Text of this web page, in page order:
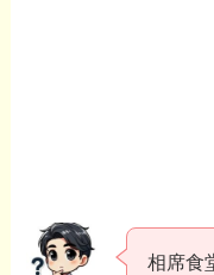
相席食